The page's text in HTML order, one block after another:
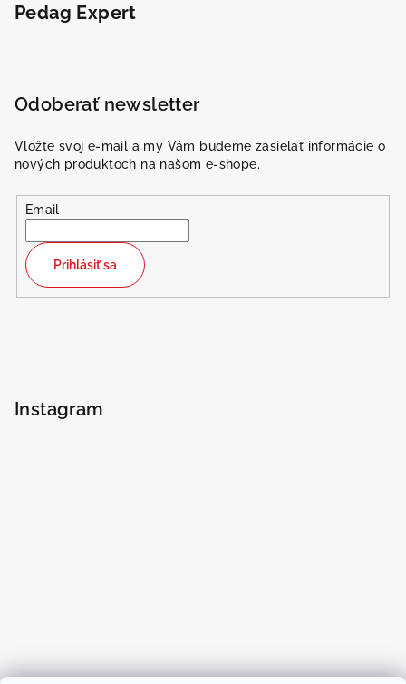
Pedag Expert
Odoberať newsletter
Vložte svoj e-mail a my Vám budeme zasielať informácie o
nových produktoch na našom e-shope.
Email
Prihlásiť sa
Instagram